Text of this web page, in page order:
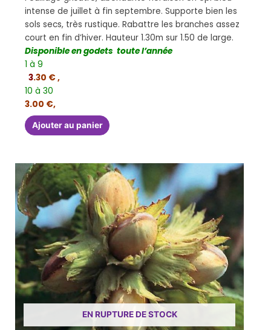
intense de juillet à fin septembre. Supporte bien les
sols secs, très rustique. Rabattre les branches assez
court en fin d’hiver. Hauteur 1.30m sur 1.50 de large.
Disponible en godets toute l’année
1 à 9
3.30 € ,
10 à 30
3.00 €,
Ajouter au panier
EN RUPTURE DE STOCK